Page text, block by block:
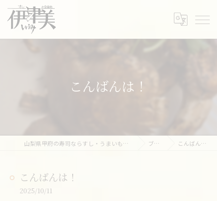
こんばんは！
山梨県甲府の寿司ならすし・うまいもの処 伊津美 ブログ こんばんは！
こんばんは！
2025/10/11